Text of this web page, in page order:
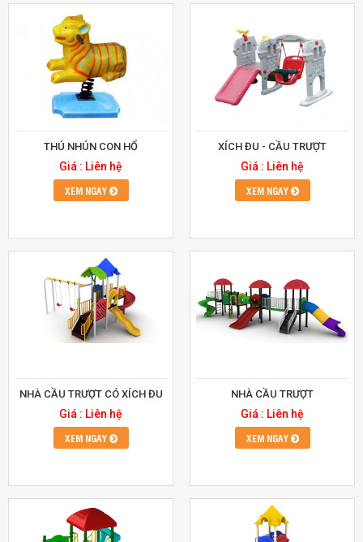
THÚ NHÚN CON HỔ
Giá : Liên hệ
XEM NGAY
XÍCH ĐU - CẦU TRƯỢT
Giá : Liên hệ
XEM NGAY
NHÀ CẦU TRƯỢT CÓ XÍCH ĐU
Giá : Liên hệ
XEM NGAY
NHÀ CẦU TRƯỢT
Giá : Liên hệ
XEM NGAY